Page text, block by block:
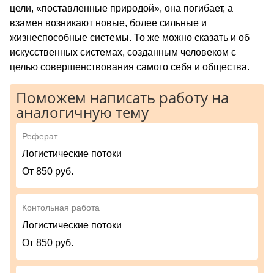
цели, «поставленные природой», она погибает, а
взамен возникают новые, более сильные и
жизнеспособные системы. То же можно сказать и об
искусственных системах, созданным человеком с
целью совершенствования самого себя и общества.
Поможем написать работу на
аналогичную тему
Реферат
Логистические потоки
От 850 руб.
Контольная работа
Логистические потоки
От 850 руб.